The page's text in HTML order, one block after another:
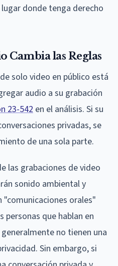
donde tenga derecho
Cambia las Reglas
solo video en público está
audio a su grabación
23-542 en el análisis. Si su
privadas, se
de una sola parte.
las grabaciones de video
sonido ambiental y
"comunicaciones orales"
que hablan en
no tienen una
Sin embargo, si